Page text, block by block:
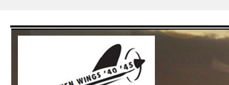
naar